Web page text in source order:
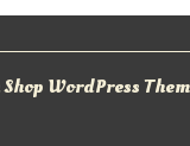
WordPress